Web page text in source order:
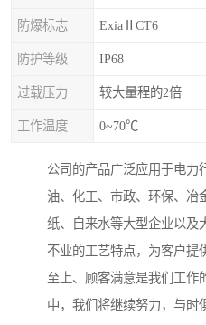
防爆标志 ExiaⅡCT6
防护等级 IP68
过载压力 较大量程的2倍
工作温度 0~70℃
公司的产品广泛应用于电力
油、化工、市政、环保、冶
纸、自来水等大型企业以及
不业的工艺特点，为客户提
至上、顾客满意是我们工作
中，我们将继续努力，与时